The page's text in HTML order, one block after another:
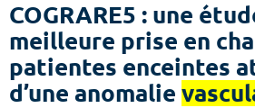
COGRARE5 : une
meilleure prise en
patientes enceintes
d’une anomalie